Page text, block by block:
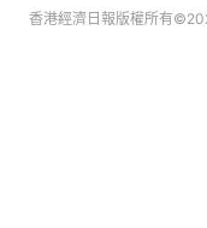
香港經濟日報版權所有©